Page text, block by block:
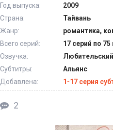
Год выпуска:
2009
Страна:
Тайвань
Жанр:
романтика,
Всего серий:
17 серий по 75
Озвучка:
Любительский
Субтитры:
Альянс
Добавлена:
1-17 серия
2